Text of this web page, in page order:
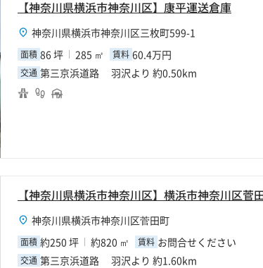
【神奈川県横浜市神奈川区】康平運送倉庫
神奈川県横浜市神奈川区三枚町599-1
面積 86 坪 285 ㎡ 賃料 60.4万円
交通 第三京浜道路 羽沢より 約0.50km
神奈川県横浜市神奈川区菅田町
面積 約250 坪 約820 ㎡ 賃料 お問合せください
交通 第三京浜道路 羽沢より 約1.60km